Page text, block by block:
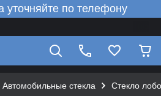
уточняйте по телефону
Автомобильные стекла Стекло